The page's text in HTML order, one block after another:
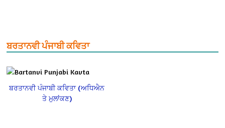
ਬਰਤਾਨਵੀ ਪੰਜਾਬੀ ਕਵਿਤਾ
ਬਰਤਾਨਵੀ ਪੰਜਾਬੀ ਕਵਿਤਾ (ਅਧਿਐਨ
ਤੇ ਮੁਲਾਂਕਣ)